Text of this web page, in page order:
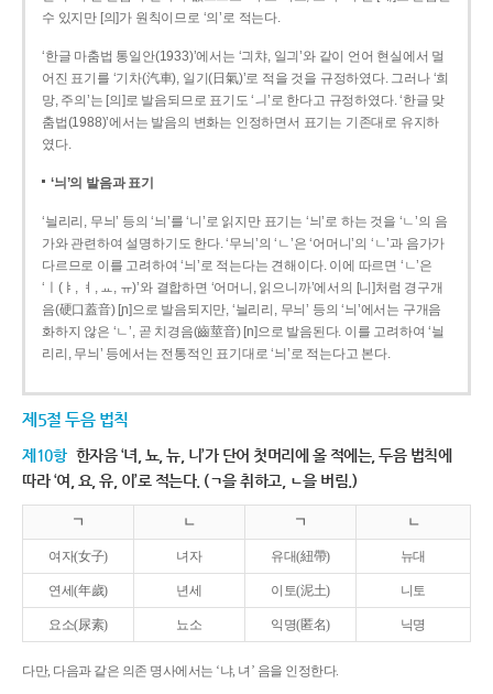
수 있지만 [의]가 원칙이므로 ‘의’로 적는다.
‘한글 마춤법 통일안(1933)’에서는 ‘긔챠, 일긔’와 같이 언어 현실에서 멀
어진 표기를 ‘기차(汽車), 일기(日氣)’로 적을 것을 규정하였다. 그러나 ‘희
망, 주의’는 [의]로 발음되므로 표기도 ‘ㅢ’로 한다고 규정하였다. ‘한글 맞
춤법(1988)’에서는 발음의 변화는 인정하면서 표기는 기존대로 유지하
였다.
‘늬’의 발음과 표기
‘늴리리, 무늬’ 등의 ‘늬’를 ‘니’로 읽지만 표기는 ‘늬’로 하는 것을 ‘ㄴ’의 음
가와 관련하여 설명하기도 한다. ‘무늬’의 ‘ㄴ’은 ‘어머니’의 ‘ㄴ’과 음가가
다르므로 이를 고려하여 ‘늬’로 적는다는 견해이다. 이에 따르면 ‘ㄴ’은
‘ㅣ(ㅑ, ㅕ, ㅛ, ㅠ)’와 결합하면 ‘어머니, 읽으니까’에서의 [니]처럼 경구개
음(硬口蓋音) [ɲ]으로 발음되지만, ‘늴리리, 무늬’ 등의 ‘늬’에서는 구개음
화하지 않은 ‘ㄴ’, 곧 치경음(齒莖音) [n]으로 발음된다. 이를 고려하여 ‘늴
리리, 무늬’ 등에서는 전통적인 표기대로 ‘늬’로 적는다고 본다.
제5절 두음 법칙
제10항 한자음 ‘녀, 뇨, 뉴, 니’가 단어 첫머리에 올 적에는, 두음 법칙에
따라 ‘여, 요, 유, 이’로 적는다. (ㄱ을 취하고, ㄴ을 버림.)
ㄱ ㄴ ㄱ ㄴ
여자(女子) 녀자 유대(紐帶) 뉴대
연세(年歲) 년세 이토(泥土) 니토
요소(尿素) 뇨소 익명(匿名) 닉명
다만, 다음과 같은 의존 명사에서는 ‘냐, 녀’ 음을 인정한다.